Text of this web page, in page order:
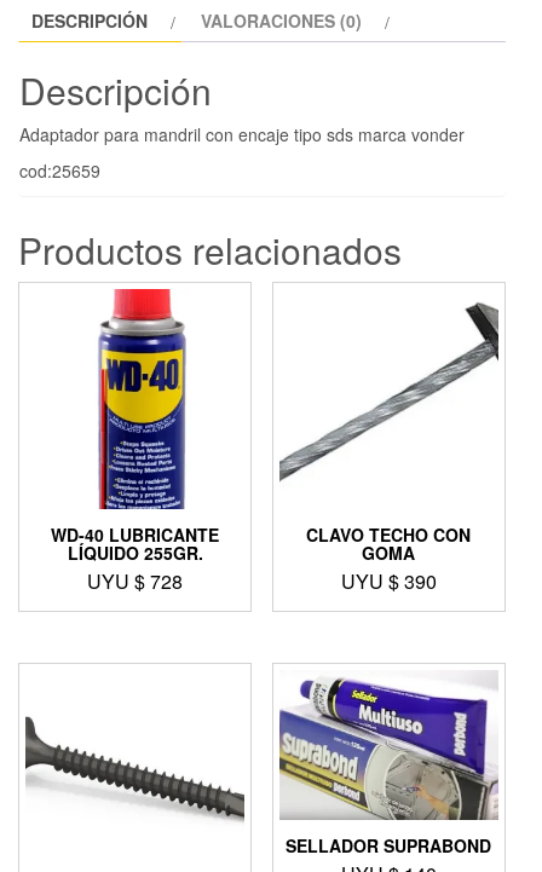
DESCRIPCIÓN VALORACIONES (0)
Descripción
Adaptador para mandril con encaje tipo sds marca vonder
cod:25659
Productos relacionados
WD-40 LUBRICANTE
LÍQUIDO 255GR.
UYU $728
CLAVO TECHO CON
GOMA
UYU $390
SELLADOR SUPRABOND